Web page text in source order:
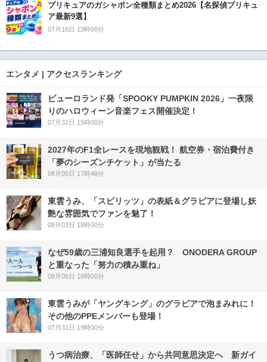
プリキュアのガシャポン全種類まとめ2026【名探偵プリキュ
ア最新9選】
07月16日 13時00分
エンタメ | アクセスランキング
ピューロランド発「SPOOKY PUMPKIN 2026」一夜限
りのハロウィーン音楽フェス開催決定！
07月31日 15時00分
2027年のF1全レースを現地観戦！ 航空券・宿泊費付き
「夢のシーズンチケット」が当たる
08月05日 17時48分
東雲うみ、「スピリッツ」の表紙＆グラビアに登場し妖
艶な雰囲気でファンを魅了！
08月03日 18時00分
なぜ59歳の三浦知良選手を起用？ ONODERA GROUP
と重なった「努力の積み重ね」
08月05日 16時00分
東雲うみが「ヤングキング」のグラビアで泡まみれに！
その他のPPEメンバーも登場！
07月31日 19時00分
うつ病治療、「医師任せ」から共同意思決定へ 新ガイ